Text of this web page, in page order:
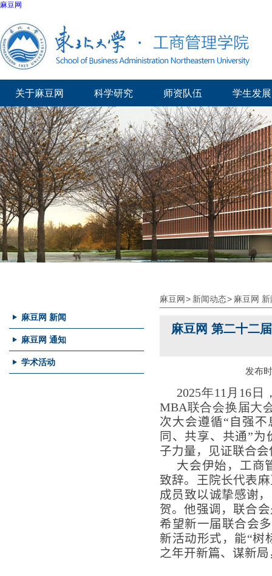
麻豆网
关于麻豆网 科学研究 师资队伍 学生发展
麻豆网 新闻
麻豆网 通知
学术活动
麻豆网> 新闻动态> 麻豆网 新
麻豆网 第二十二
发布
2025年11 月 16 日
MBA联合会换届大
次大会遵循“ 自强不
同 、共享、共通”为
子力量，
见证联合
大会伊始， 工商
致辞。王院长代表
成员致以诚挚感谢
贺。他强调，联合
希望新一届联合会
新活动形式，能“树
之年开新篇、谋新